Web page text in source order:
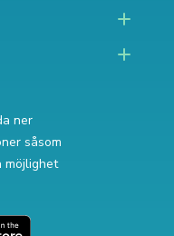
ner
såsom
möjlighet